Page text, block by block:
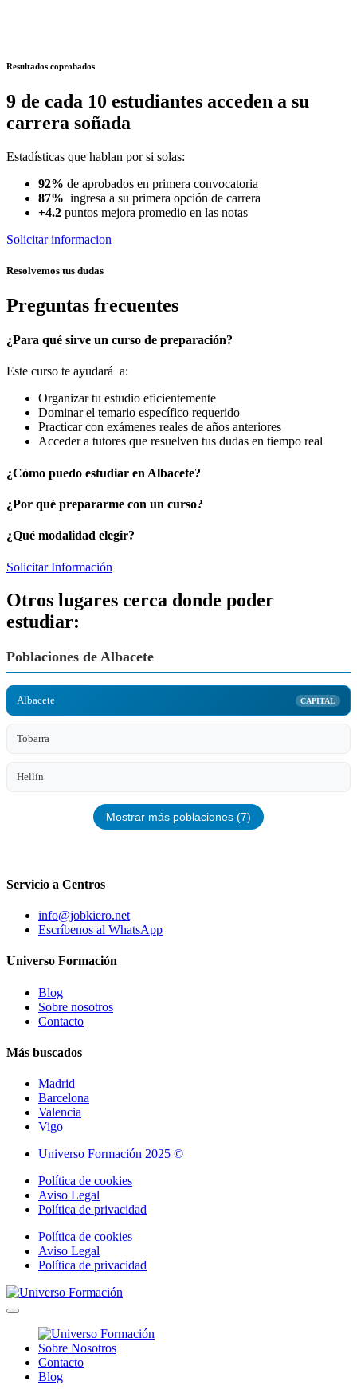
Resultados coprobados
9 de cada 10 estudiantes acceden a su
carrera soñada
Estadísticas que hablan por si solas:
92% de aprobados en primera convocatoria
87% ingresa a su primera opción de carrera
+4.2 puntos mejora promedio en las notas
Solicitar informacion
Resolvemos tus dudas
Preguntas frecuentes
¿Para qué sirve un curso de preparación?
Este curso te ayudará a:
Organizar tu estudio eficientemente
Dominar el temario específico requerido
Practicar con exámenes reales de años anteriores
Acceder a tutores que resuelven tus dudas en tiempo real
¿Cómo puedo estudiar en Albacete?
¿Por qué prepararme con un curso?
¿Qué modalidad elegir?
Solicitar Información
Otros lugares cerca donde poder
estudiar:
Poblaciones de Albacete
Albacete CAPITAL
Tobarra
Hellín
Mostrar más poblaciones (7)
Servicio a Centros
info@jobkiero.net
Escríbenos al WhatsApp
Universo Formación
Blog
Sobre nosotros
Contacto
Más buscados
Madrid
Barcelona
Valencia
Vigo
Universo Formación 2025 ©
Política de cookies
Aviso Legal
Política de privacidad
Política de cookies
Aviso Legal
Política de privacidad
Sobre Nosotros
Contacto
Blog